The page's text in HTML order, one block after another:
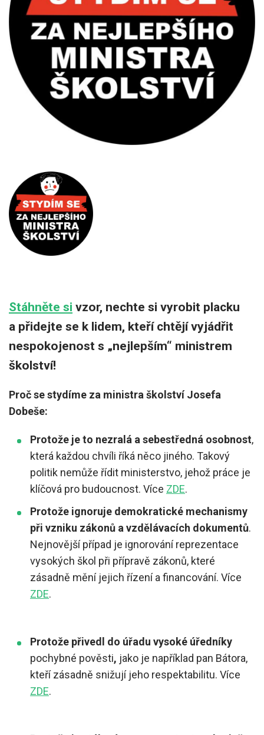
Pro zřizovatele
Konference Lepší škola
Kápézetka - průvodce pro zřizovatele
Klub zřizovatelů
Kontakty
Stáhněte si vzor, nechte si vyrobit placku
a přidejte se k lidem, kteří chtějí vyjádřit
nespokojenost s „nejlepším“ ministrem
školství!
Proč se stydíme za ministra školství Josefa
Dobeše:
Protože je to nezralá a sebestředná osobnost,
která každou chvíli říká něco jiného. Takový
politik nemůže řídit ministerstvo, jehož práce je
klíčová pro budoucnost. Více ZDE.
Protože ignoruje demokratické mechanismy
při vzniku zákonů a vzdělávacích dokumentů.
Nejnovější případ je ignorování reprezentace
vysokých škol při přípravě zákonů, které
zásadně mění jejich řízení a financování. Více
ZDE.
Protože přivedl do úřadu vysoké úředníky
pochybné pověsti, jako je například pan Bátora,
kteří zásadně snižují jeho respektabilitu. Více
ZDE.